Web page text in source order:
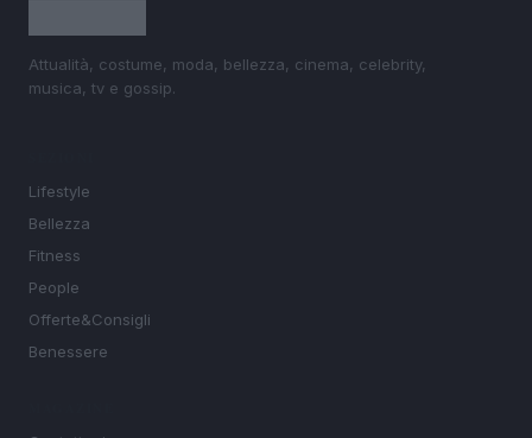
Attualità, costume, moda, bellezza, cinema, celebrity,
musica, tv e gossip.
Lifestyle
Bellezza
Fitness
People
Offerte&Consigli
Benessere